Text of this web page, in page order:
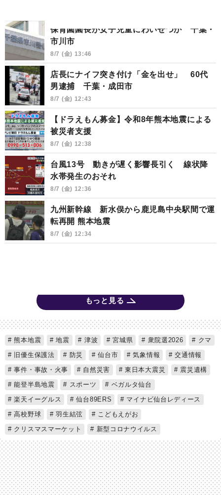
保育園園長が女子児童にわいせつか 千葉・
市川市
8/7 (金) 13:46
店長にナイフ突き付け「金を出せ」 60代
男逮捕 千葉・成田市
8/7 (金) 12:43
【ドラえもん募金】令和8年熊本地震による
被災者支援
8/7 (金) 12:38
台風13号 動きが遅く影響長引く 線状降
水帯発生のおそれ
8/7 (金) 12:36
九州新幹線 新水俣から鹿児島中央駅間で運
転再開 熊本地震
8/7 (金) 12:34
もっと見る
熊本地震 地震 津波 宮城県 衆院選2026
クマ
旧優生保護法
防災 仙台市 気象情報
交通情報
事件・事故・火事
自然災害 東日本大震災
震災遺構
能登半島地震
スポーツ
ベガルタ仙台
楽天イーグルス
仙台89ERS
マイナビ仙台レディース
高校野球
羽生結弦
こどもえがお
クリスマスマーケット
新型コロナウイルス